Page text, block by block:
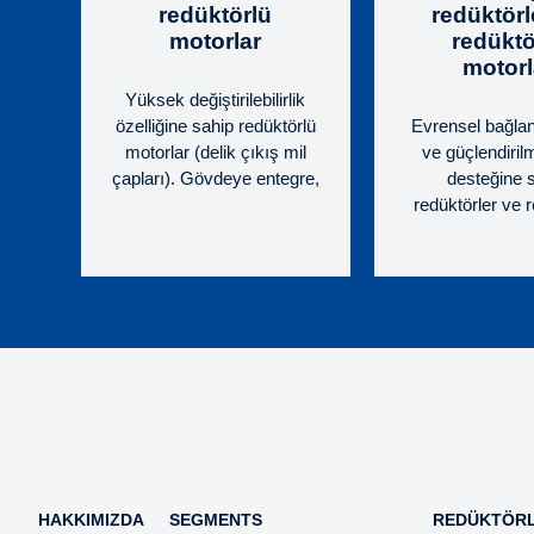
redüktörlü
motorlar
Yüksek değiştirilebilirlik
özelliğine sahip redüktörlü
motorlar (delik çıkış mil
çapları). Gövdeye entegre,
ve ekonomik. IEC
flanşlı tek parça gövde.
Evrensel
ve
desteğine
redüktörler ve
bağlama
HAKKIMIZDA SEGMENTS